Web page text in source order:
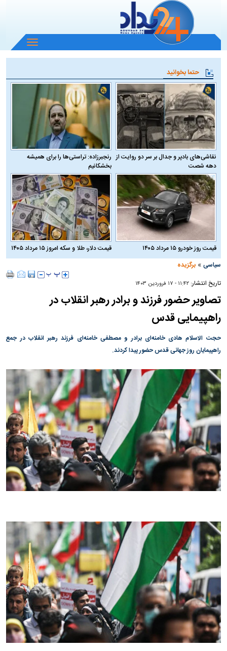
باز
و
منو
حتما بخوانید
نقاشی‌های بادپر و جدال بر سر دو روایت از
دهه شصت
رنجبرزاده: تراستی‌ها را برای همیشه
بخشکانیم
قیمت روز خودرو ۱۵ مرداد ۱۴۰۵
قیمت دلار، طلا و سکه امروز ۱۵ مرداد ۱۴۰۵
سیاسی »برگزیده
تاریخ انتشار:۱۱:۴۲ - ۱۷ فروردين ۱۴۰۳
تصاویر حضور فرزند و برادر رهبر انقلاب در
راهپیمایی قدس
حجت الاسلام هادی خامنه‌ای برادر و مصطفی خامنه‌ای فرزند رهبر انقلاب در جمع
راهپیمایان روز جهانی قدس حضور پیدا کردند.